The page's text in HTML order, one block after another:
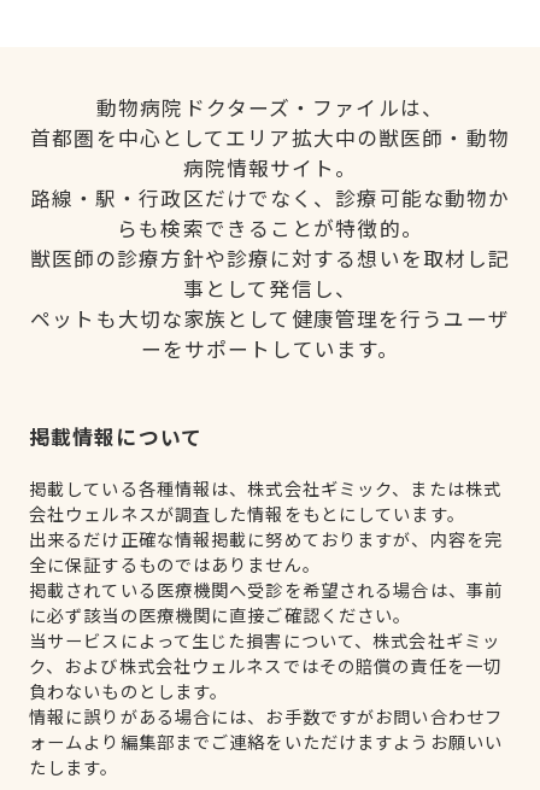
動物病院ドクターズ・ファイルは、
首都圏を中心としてエリア拡大中の獣医師・動物
病院情報サイト。
路線・駅・行政区だけでなく、診療可能な動物か
らも検索できることが特徴的。
獣医師の診療方針や診療に対する想いを取材し記
事として発信し、
ペットも大切な家族として健康管理を行うユーザ
ーをサポートしています。
掲載情報について
掲載している各種情報は、株式会社ギミック、または株式
会社ウェルネスが調査した情報をもとにしています。
出来るだけ正確な情報掲載に努めておりますが、内容を完
全に保証するものではありません。
掲載されている医療機関へ受診を希望される場合は、事前
に必ず該当の医療機関に直接ご確認ください。
当サービスによって生じた損害について、株式会社ギミッ
ク、および株式会社ウェルネスではその賠償の責任を一切
負わないものとします。
情報に誤りがある場合には、お手数ですがお問い合わせフ
ォームより編集部までご連絡をいただけますようお願いい
たします。